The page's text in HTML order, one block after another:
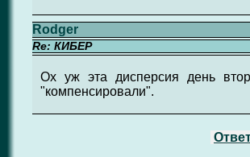
Rodger
Re: КИБЕР
Ох уж эта дисперсия день
"компенсировали".